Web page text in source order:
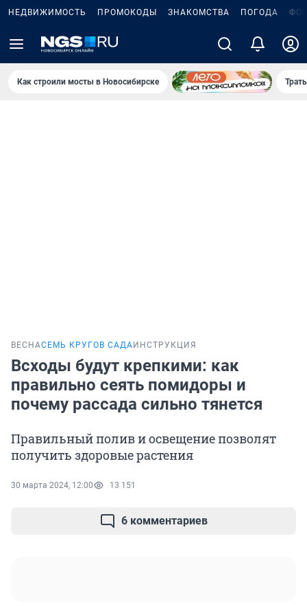
НЕДВИЖИМОСТЬ ПРОМОКОДЫ ЗНАКОМСТВА ПОГОДА
Как строили мосты в Новосибирске
ВЕСНАСЕМЬ КРУГОВ САДА ИНСТРУКЦИЯ
Всходы будут крепкими: как
правильно сеять помидоры и
почему рассада сильно тянется
Правильный полив и освещение позволят
получить здоровые растения
30 марта 2024, 12:00 13 151
6 комментариев